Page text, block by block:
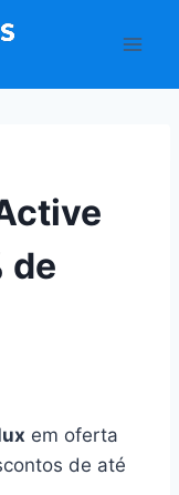
de
em oferta
de até